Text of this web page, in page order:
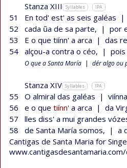
Stanza XIII Syllables IPA
51 En tod' est' as seis galéas |
52
cada ũa de sa parte, | por
53
E o que tiínn' a arca | das
54 alçou-a contra o céo, |
O que a Santa María | dér algo ou
Stanza XIV Syllables IPA
55 O almiral das galéas |
56
e o que tiínn' a arca | da
57 lles diss' a mui grandes
58
de Santa María somos, | a
Cantigas de Santa Maria for